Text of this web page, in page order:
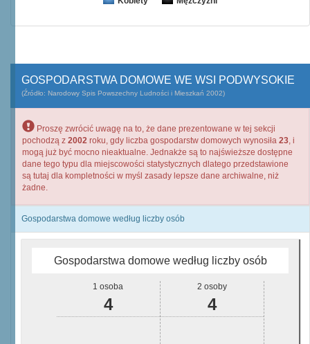
GOSPODARSTWA DOMOWE WE WSI PODWYSOKIE
(Źródło: Narodowy Spis Powszechny Ludności i Mieszkań 2002)
Proszę zwrócić uwagę na to, że dane prezentowane w tej sekcji
pochodzą z 2002 roku, gdy liczba gospodarstw domowych wynosiła 23, i
mogą już być mocno nieaktualne. Jednakże są to najświeższe dostępne
dane tego typu dla miejscowości statystycznych dlatego przedstawione
są tutaj dla kompletności w myśl zasady lepsze dane archiwalne, niż
żadne.
Gospodarstwa domowe według liczby osób
Gospodarstwa domowe według liczby osób
1 osoba
4
2 osoby
4